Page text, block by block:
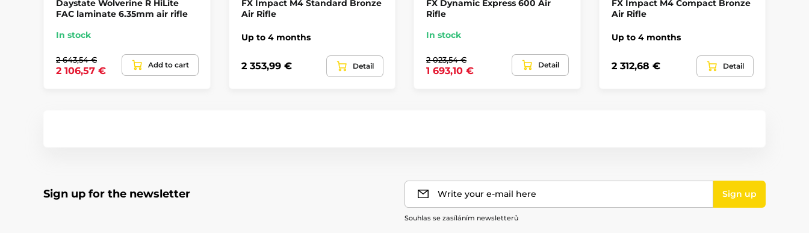
Daystate Wolverine R HiLite
FAC laminate 6.35mm air rifle
In stock
2 643,54 €
2 106,57 €
Add to cart
FX Impact M4 Standard Bronze
Air Rifle
Up to 4 months
2 353,99 € Detail
FX Dynamic Express 600 Air
Rifle
In stock
2 023,54 €
1 693,10 €
Detail
FX Impact M4 Compact Bronze
Air Rifle
Up to 4 months
2 312,68 € Detail
Sign up for the newsletter Write your e-mail here Sign up
Souhlas se zasíláním newsletterů